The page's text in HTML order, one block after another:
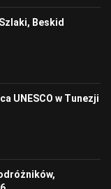
Beskid
UNESCO w Tunezji